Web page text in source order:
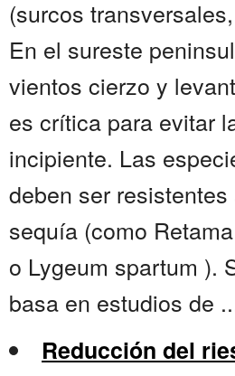
(surcos
En el sureste
vientos cierzo y
es crítica para evitar
incipiente. Las
deben ser
sequía (como
o Lygeum spartum ).
basa en estudios de
Reducción del